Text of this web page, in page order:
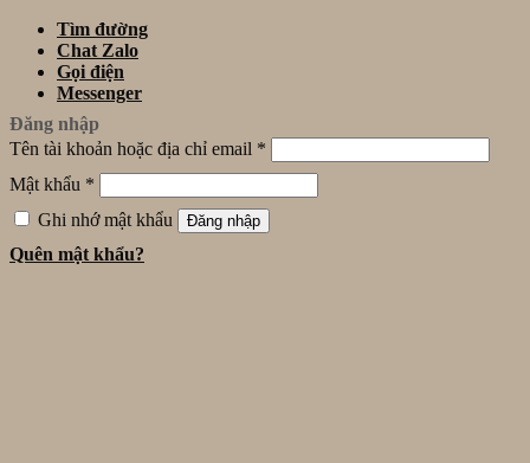
Tìm đường
Chat Zalo
Gọi điện
Messenger
Đăng nhập
Tên tài khoản hoặc địa chỉ email *
Mật khẩu *
Ghi nhớ mật khẩu
Đăng nhập
Quên mật khẩu?